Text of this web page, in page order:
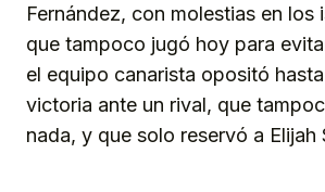
Fernández, con molestias en los
que tampoco jugó hoy para
el equipo canarista opositó
victoria ante un rival, que
nada, y que solo reservó a Elijah